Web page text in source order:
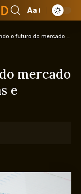
Aa
do mercado financeiro: tendências e transformações
mercado
e